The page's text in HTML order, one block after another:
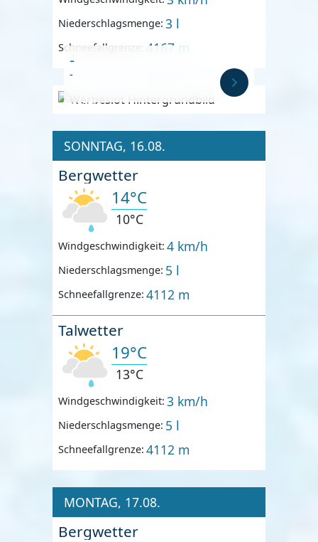
Niederschlagsmenge: 3 l
Schneefallgrenze: 4167 m
Anzeige
-
-
SONNTAG, 16.08.
Bergwetter
14°C
10°C
Windgeschwindigkeit: 4 km/h
Niederschlagsmenge: 5 l
Schneefallgrenze: 4112 m
Talwetter
19°C
13°C
Windgeschwindigkeit: 3 km/h
Niederschlagsmenge: 5 l
Schneefallgrenze: 4112 m
MONTAG, 17.08.
Bergwetter